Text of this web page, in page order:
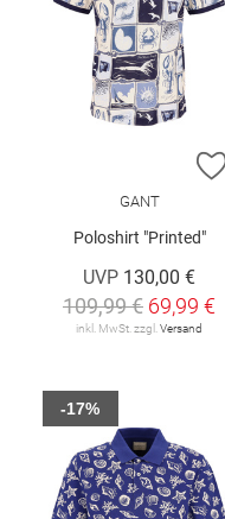
GANT
Poloshirt "Printed"
UVP 130,00 €
109,99 € 69,99 €
inkl. MwSt. zzgl.Versand
-17%